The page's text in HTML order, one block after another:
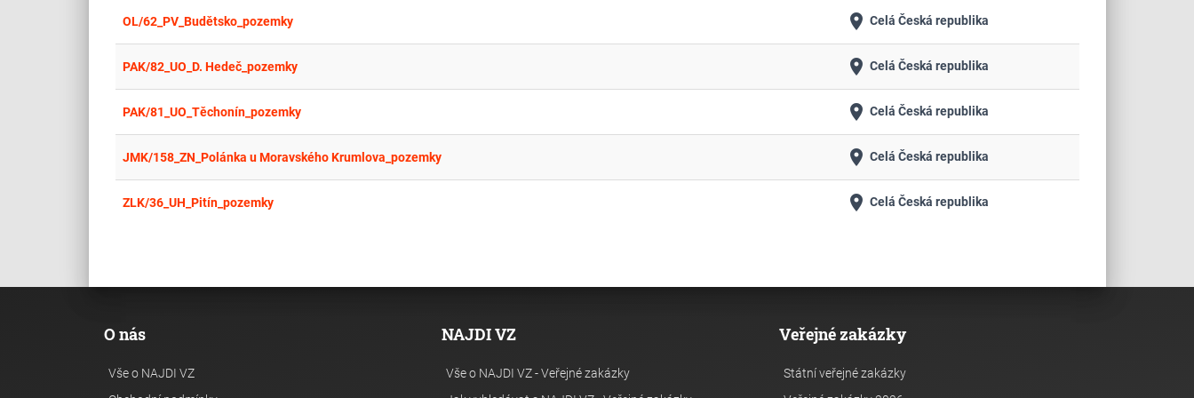
OL/62_PV_Budětsko_pozemky place Celá Česká republika
PAK/82_UO_D. Hedeč_pozemky place Celá Česká republika
PAK/81_UO_Těchonín_pozemky place Celá Česká republika
JMK/158_ZN_Polánka u Moravského Krumlova_pozemky place Celá Česká republika
ZLK/36_UH_Pitín_pozemky place Celá Česká republika
O nás
Vše o NAJDI VZ
NAJDI VZ
Vše o NAJDI VZ - Veřejné zakázky
Veřejné zakázky
Státní veřejné zakázky